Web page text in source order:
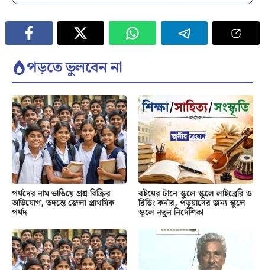
পড়তে ভুলবেন না
পর্ষদের নাম ভাঙিয়ে প্রশ্ন বিক্রির
অভিযোগ, তদন্তে জেলা প্রাথমিক
পর্ষদ
বইয়ের টানে স্কুলে স্কুলে লাইব্রেরি ও
রিডিং কর্নার, পড়ুয়াদের জন্য স্কুলে
স্কুলে নতুন নির্দেশিকা